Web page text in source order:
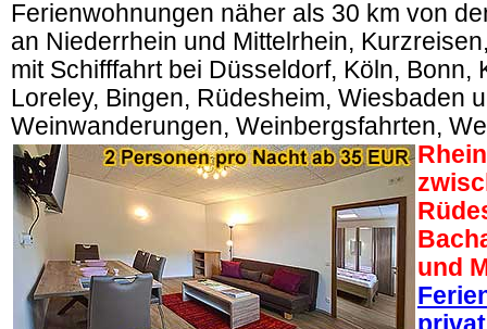
Ferienwohnungen näher als 30 km von
an Niederrhein und Mittelrhein,
mit Schifffahrt bei Düsseldorf, Köln, Bonn,
Loreley, Bingen, Rüdesheim, Wiesbaden
Weinwanderungen, Weinbergsfahrten,
und